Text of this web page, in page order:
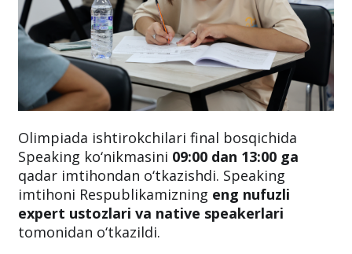
Olimpiada ishtirokchilari final bosqichida
Speaking ko‘nikmasini 09:00 dan 13:00 ga
qadar imtihondan o‘tkazishdi. Speaking
imtihoni Respublikamizning eng nufuzli
expert ustozlari va native speakerlari
tomonidan o‘tkazildi.